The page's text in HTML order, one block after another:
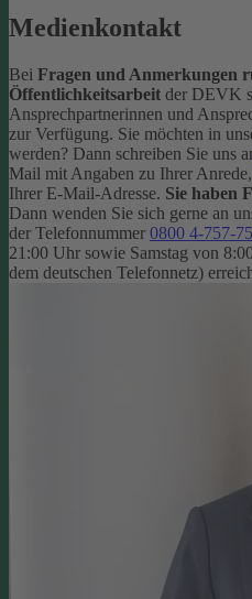
Medienkontakt
Bei Fragen und Anmerkungen
Öffentlichkeitsarbeit der DEVK
Ansprechpartnerinnen und
zur Verfügung. Sie möchten in
werden? Dann schreiben Sie uns
Mail mit Angaben zu Ihrer
Ihrer E-Mail-Adresse. Sie haben
Dann wenden Sie sich gerne an
der Telefonnummer 0800 4-757-
21:00 Uhr sowie Samstag von
dem deutschen Telefonnetz)